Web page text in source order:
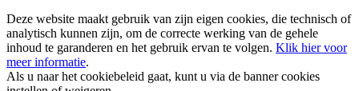
Deze website maakt gebruik van zijn eigen cookies, die technisch of
analytisch kunnen zijn, om de correcte werking van de gehele
inhoud te garanderen en het gebruik ervan te volgen. Klik hier voor
meer informatie.
Als u naar het cookiebeleid gaat, kunt u via de banner cookies